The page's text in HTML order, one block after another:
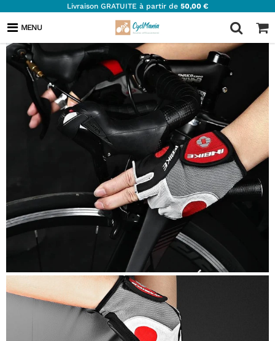
Livraison GRATUITE à partir de 50,00 €
MENU